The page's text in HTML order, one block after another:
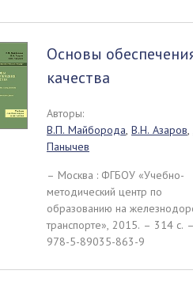
Основы
качества
Авторы:
В.П. Майборода, В.Н. Азаров,
Панычев
– Москва : ФГБОУ «Учебно-
методический центр по
образованию на
транспорте», 2015. – 314 c.
978-5-89035-863-9